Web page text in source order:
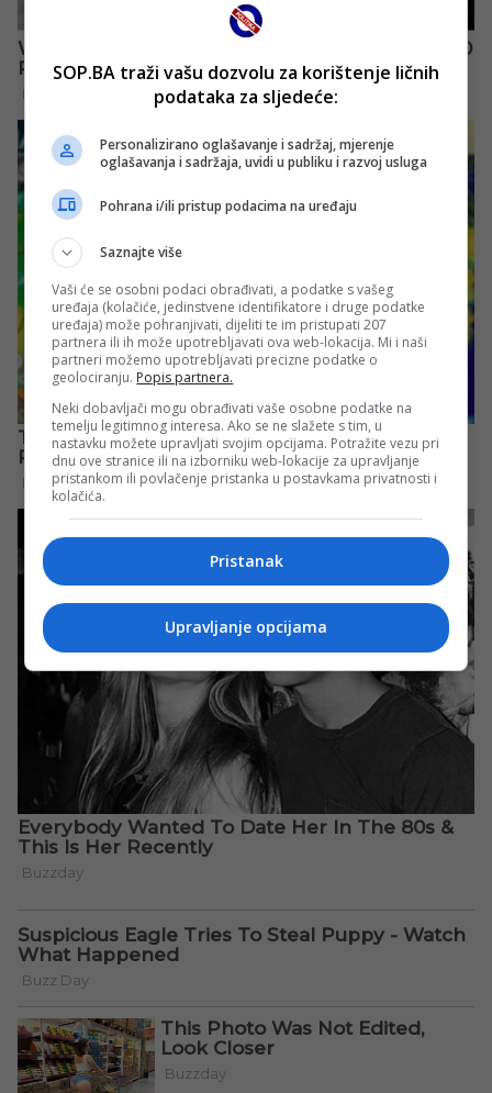
SOP.BA traži vašu dozvolu za korištenje ličnih
podataka za sljedeće:
Personalizirano oglašavanje i sadržaj, mjerenje
oglašavanja i sadržaja, uvidi u publiku i razvoj usluga
Pohrana i/ili pristup podacima na uređaju
Saznajte više
Vaši će se osobni podaci obrađivati, a podatke s vašeg
uređaja (kolačiće, jedinstvene identifikatore i druge podatke
uređaja) može pohranjivati, dijeliti te im pristupati 207
partnera ili ih može upotrebljavati ova web-lokacija. Mi i naši
partneri možemo upotrebljavati precizne podatke o
geolociranju. Popis partnera.
Neki dobavljači mogu obrađivati vaše osobne podatke na
temelju legitimnog interesa. Ako se ne slažete s tim, u
nastavku možete upravljati svojim opcijama. Potražite vezu pri
dnu ove stranice ili na izborniku web-lokacije za upravljanje
pristankom ili povlačenje pristanka u postavkama privatnosti i
kolačića.
Pristanak
Upravljanje opcijama